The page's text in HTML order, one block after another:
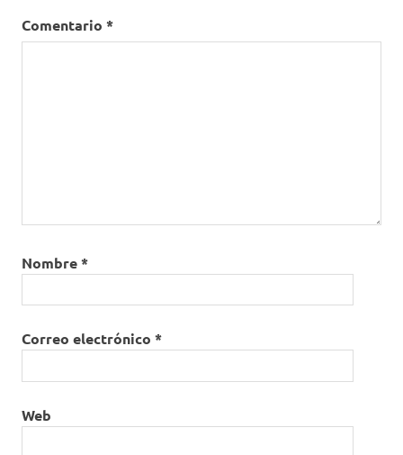
Comentario *
Nombre*
Correo electrónico *
Web